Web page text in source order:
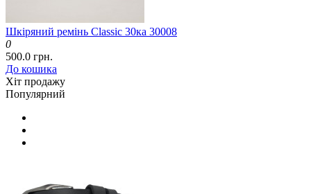
Шкіряний ремінь Classic 30ка 30008
0
500.0 грн.
До кошика
Хіт продажу
Популярний